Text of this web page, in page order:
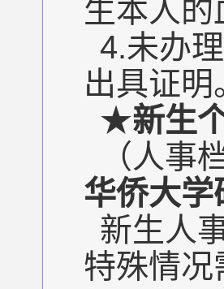
生本人
4.未办
出具证明
★新生
（人事
华侨大学
新生人
特殊情况